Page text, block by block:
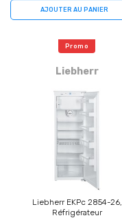
AJOUTER AU PANIER
Promo
Liebherr
Liebherr EKPc 2854-26,
Réfrigérateur